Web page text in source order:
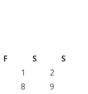
F S
S
1
2
8
9